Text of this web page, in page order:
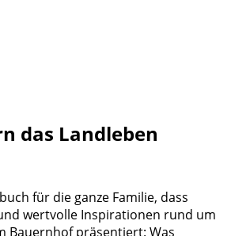
das Landleben
für die ganze Familie, dass
wertvolle Inspirationen rund um
Bauernhof präsentiert: Was